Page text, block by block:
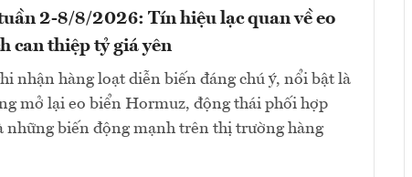
2-8/8/2026: Tín hiệu lạc quan về eo
can thiệp tỷ giá yên
nhận hàng loạt diễn biến đáng chú ý, nổi bật là
mở lại eo biển Hormuz, động thái phối hợp
những biến động mạnh trên thị trường hàng